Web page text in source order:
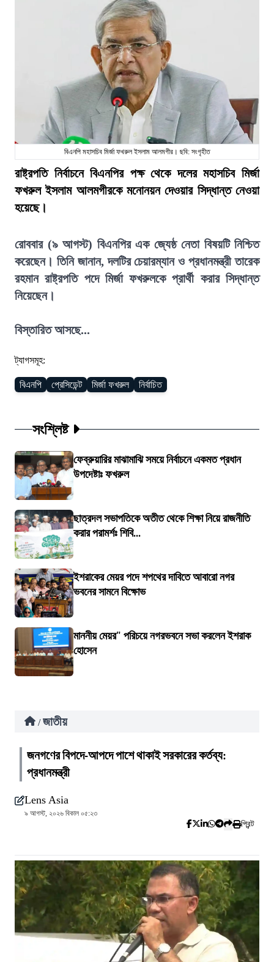
বিএনপি মহাসচিব মির্জা ফখরুল ইসলাম আলমগীর। ছবি: সংগৃহীত
রাষ্ট্রপতি নির্বাচনে বিএনপির পক্ষ থেকে দলের মহাসচিব মির্জা
ফখরুল ইসলাম আলমগীরকে মনোনয়ন দেওয়ার সিদ্ধান্ত নেওয়া
হয়েছে।
রোববার (৯ আগস্ট) বিএনপির এক জ্যেষ্ঠ নেতা বিষয়টি নিশ্চিত
করেছেন। তিনি জানান, দলটির চেয়ারম্যান ও প্রধানমন্ত্রী তারেক
রহমান রাষ্ট্রপতি পদে মির্জা ফখরুলকে প্রার্থী করার সিদ্ধান্ত
নিয়েছেন।
বিস্তারিত আসছে...
ট্যাগসমূহ:
বিএনপি প্রেসিডেন্ট মির্জা ফখরুল নির্বাচিত
সংশ্লিষ্ট
ফেব্রুয়ারির মাঝামাঝি সময়ে নির্বাচনে একমত প্রধান
উপদেষ্টাঃ ফখরুল
ছাত্রদল সভাপতিকে অতীত থেকে শিক্ষা নিয়ে রাজনীতি
করার পরামর্শঃ শিবি...
ইশরাকের মেয়র পদে শপথের দাবিতে আবারো নগর
ভবনের সামনে বিক্ষোভ
মাননীয় মেয়র" পরিচয়ে নগরভবনে সভা করলেন ইশরাক
হোসেন
/ জাতীয়
জনগণের বিপদে-আপদে পাশে থাকাই সরকারের কর্তব্য:
প্রধানমন্ত্রী
Lens Asia
৯ আগস্ট, ২০২৬ বিকাল ০৫:২৩
প্রিন্ট